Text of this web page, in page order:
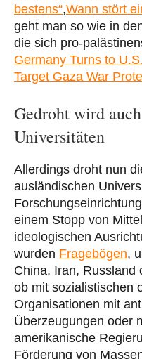
bestens“,Wann stört
geht man so wie in
die sich pro-
Germany Turns to
Target Gaza War
Gedroht wird
Universitäten
Allerdings droht nun
ausländischen
einem Stopp von
ideologischen
wurden Fragebögen,
China, Iran, Russland
ob mit sozialistischen
Organisationen mit
Überzeugungen oder
amerikanische
Förderung von